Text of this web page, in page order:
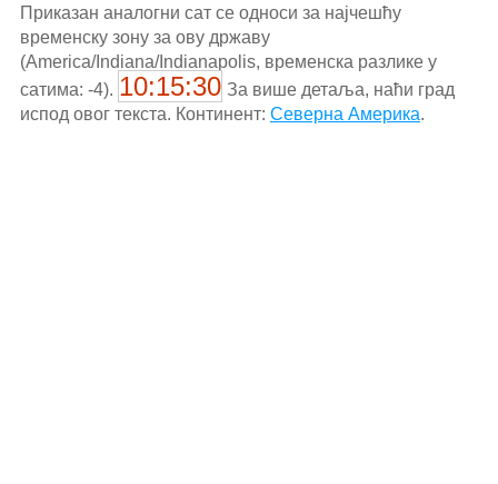
Приказан аналогни сат се односи за најчешћу
временску зону за ову државу
(America/Indiana/Indianapolis, временска разлике у
сатима: -4). 10:15:31 За више детаља, наћи град
испод овог текста. Континент: Северна Америка.